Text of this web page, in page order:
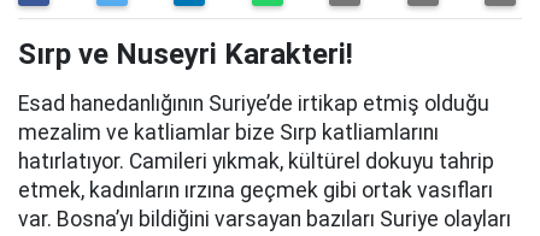
Sırp ve Nuseyri Karakteri!
Esad hanedanlığının Suriye’de irtikap etmiş olduğu
mezalim ve katliamlar bize Sırp katliamlarını
hatırlatıyor. Camileri yıkmak, kültürel dokuyu tahrip
etmek, kadınların ırzına geçmek gibi ortak vasıfları
var. Bosna’yı bildiğini varsayan bazıları Suriye olayları